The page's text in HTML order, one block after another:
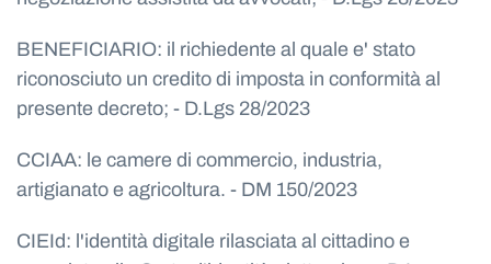
BENEFICIARIO: il richiedente al quale e' stato
riconosciuto un credito di imposta in conformità al
presente decreto; - D.Lgs 28/2023
CCIAA: le camere di commercio, industria,
artigianato e agricoltura. - DM 150/2023
CIEId: l'identità digitale rilasciata al cittadino e